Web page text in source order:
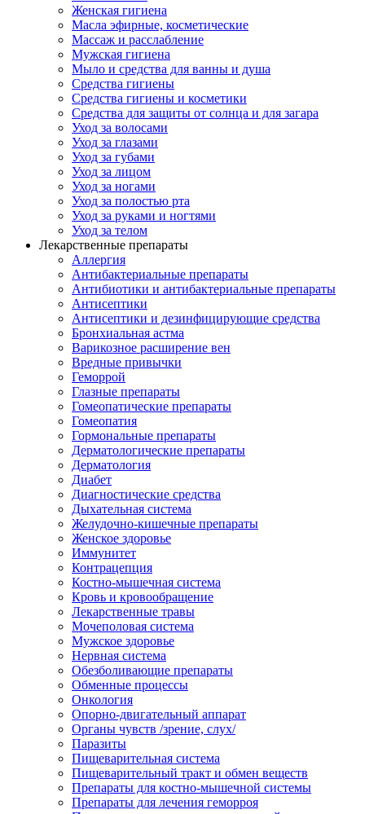
Женская гигиена
Масла эфирные, косметические
Массаж и расслабление
Мужская гигиена
Мыло и средства для ванны и душа
Средства гигиены
Средства гигиены и косметики
Средства для защиты от солнца и для загара
Уход за волосами
Уход за глазами
Уход за губами
Уход за лицом
Уход за ногами
Уход за полостью рта
Уход за руками и ногтями
Уход за телом
Лекарственные препараты
Аллергия
Антибактериальные препараты
Антибиотики и антибактериальные препараты
Антисептики
Антисептики и дезинфицирующие средства
Бронхиальная астма
Варикозное расширение вен
Вредные привычки
Геморрой
Глазные препараты
Гомеопатические препараты
Гомеопатия
Гормональные препараты
Дерматологические препараты
Дерматология
Диабет
Диагностические средства
Дыхательная система
Желудочно-кишечные препараты
Женское здоровье
Иммунитет
Контрацепция
Костно-мышечная система
Кровь и кровообращение
Лекарственные травы
Мочеполовая система
Мужское здоровье
Нервная система
Обезболивающие препараты
Обменные процессы
Онкология
Опорно-двигательный аппарат
Органы чувств /зрение, слух/
Паразиты
Пищеварительная система
Пищеварительный тракт и обмен веществ
Препараты для костно-мышечной системы
Препараты для лечения геморроя